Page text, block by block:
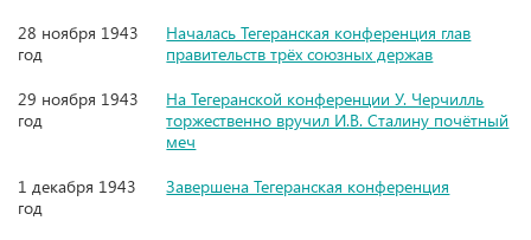
28 ноября 1943
год
Началась Тегеранская конференция глав
правительств трёх союзных держав
29 ноября 1943
год
На Тегеранской конференции У. Черчилль
торжественно вручил И.В. Сталину почётный
меч
1 декабря 1943
год
Завершена Тегеранская конференция